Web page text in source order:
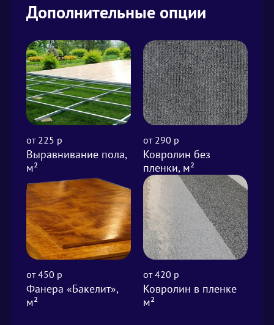
Дополнительные опции
от 225 р
Выравнивание пола,
м²
от 450 р
Фанера «Бакелит»,
м²
от 290 р
Ковролин без
пленки, м²
от 420 р
Ковролин в пленке
м²